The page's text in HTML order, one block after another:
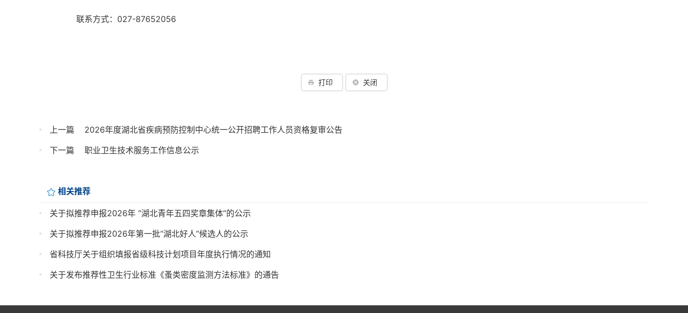
联系方式：027-87652056
打印 关闭
上一篇
2026年度湖北省疾病预防控制中心统一公开招聘工作人员资格复审公告
下一篇
职业卫生技术服务工作信息公示
相关推荐
关于拟推荐申报2026年 “湖北青年五四奖章集体”的公示
关于拟推荐申报2026年第一批“湖北好人”候选人的公示
省科技厅关于组织填报省级科技计划项目年度执行情况的通知
关于发布推荐性卫生行业标准《蚤类密度监测方法标准》的通告